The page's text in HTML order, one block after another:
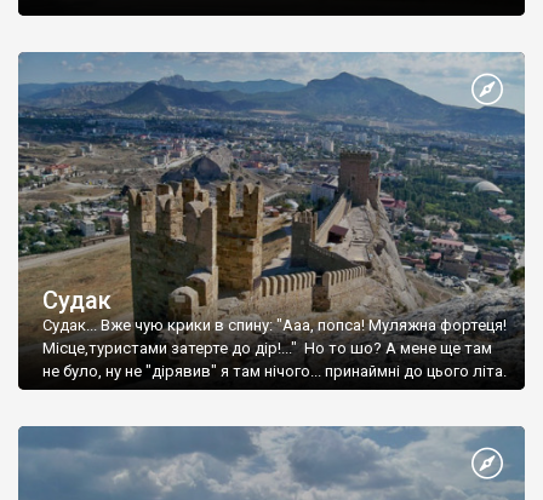
Судак
Судак... Вже чую крики в спину: "Ааа, попса! Муляжна фортеця!
Місце,туристами затерте до дір!..." Но то шо? А мене ще там
не було, ну не "дірявив" я там нічого... принаймні до цього літа.